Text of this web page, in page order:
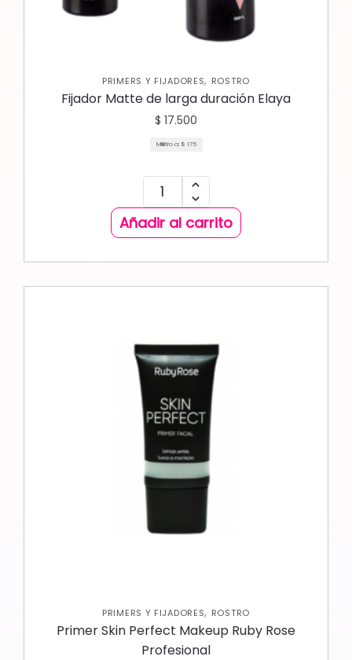
PRIMERS Y FIJADORES, ROSTRO
Fijador Matte de larga duración Elaya
$ 17.500
Mililitro a: $ 175
Añadir al carrito
PRIMERS Y FIJADORES, ROSTRO
Primer Skin Perfect Makeup Ruby Rose
Profesional